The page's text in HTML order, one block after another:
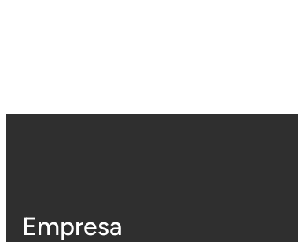
Empresa